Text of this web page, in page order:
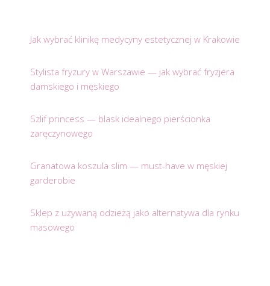
Jak wybrać klinikę medycyny estetycznej w Krakowie
Stylista fryzury w Warszawie — jak wybrać fryzjera
damskiego i męskiego
Szlif princess — blask idealnego pierścionka
zaręczynowego
Granatowa koszula slim — must-have w męskiej
garderobie
Sklep z używaną odzieżą jako alternatywa dla rynku
masowego